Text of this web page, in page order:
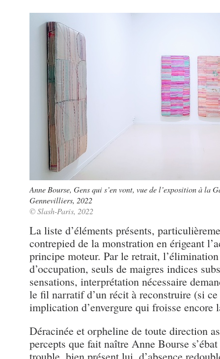
Anne Bourse, Gens qui s’en vont, vue de l’exposition à la
Gennevilliers, 2022
© Slash-Paris, 2022
La liste d’éléments présents,
contrepied de la monstration en érigeant
principe moteur. Par le retrait,
d’occupation, seuls de maigres indices
sensations, interprétation nécessaire
le fil narratif d’un récit à reconstruire (si ce
implication d’envergure qui froisse encore
Déracinée et orpheline de toute direction
percepts que fait naître Anne Bourse